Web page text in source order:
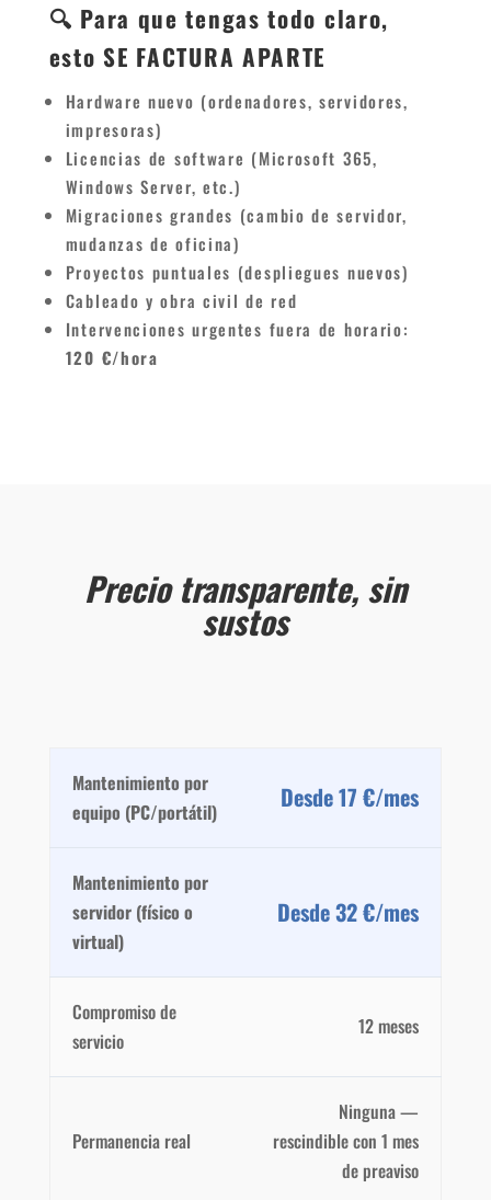
🔍 Para que tengas todo claro,
esto SE FACTURA APARTE
Hardware nuevo (ordenadores, servidores,
impresoras)
Licencias de software (Microsoft 365,
Windows Server, etc.)
Migraciones grandes (cambio de servidor,
mudanzas de oficina)
Proyectos puntuales (despliegues nuevos)
Cableado y obra civil de red
Intervenciones urgentes fuera de horario:
120 €/hora
Precio transparente, sin
sustos
Mantenimiento por
equipo (PC/portátil)
Desde 17 €/mes
Mantenimiento por
servidor (físico o
virtual)
Desde 32 €/mes
Compromiso de
servicio
12 meses
Permanencia real
Ninguna —
rescindible con 1 mes
de preaviso